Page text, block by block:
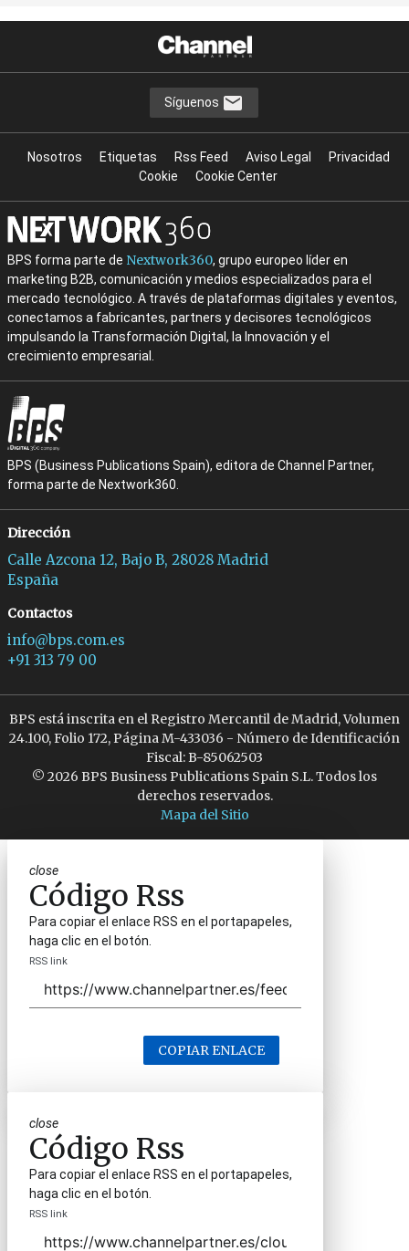
Síguenos
Nosotros Etiquetas Rss Feed Aviso Legal
Privacidad
Cookie
Cookie Center
BPS forma parte de Nextwork360, grupo europeo líder en
marketing B2B, comunicación y medios especializados para el
mercado tecnológico. A través de plataformas digitales y eventos,
conectamos a fabricantes, partners y decisores tecnológicos
impulsando la Transformación Digital, la Innovación y el
crecimiento empresarial.
BPS (Business Publications Spain), editora de Channel Partner,
forma parte de Nextwork360.
Dirección
Calle Azcona 12, Bajo B, 28028 Madrid
España
Contactos
info@bps.com.es
+91 313 79 00
BPS está inscrita en el Registro Mercantil de Madrid, Volumen
24.100, Folio 172, Página M-433036 - Número de Identificación
Fiscal: B-85062503
© 2026 BPS Business Publications Spain S.L. Todos los
derechos reservados.
Mapa del Sitio
close
Código Rss
Para copiar el enlace RSS en el portapapeles,
haga clic en el botón.
RSS link
COPIAR ENLACE
close
Código Rss
Para copiar el enlace RSS en el portapapeles,
haga clic en el botón.
RSS link